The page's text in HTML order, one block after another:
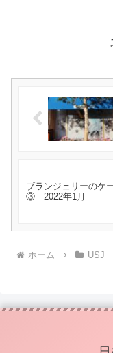
ブランジェリーのケ
③ 2022年1月
ホーム USJ